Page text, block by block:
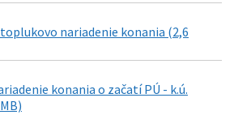
nariadenie konania (2,6
konania o začatí PÚ - k.ú.